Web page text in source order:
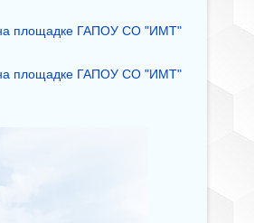
на площадке ГАПОУ СО "ИМТ"
на площадке ГАПОУ СО "ИМТ"